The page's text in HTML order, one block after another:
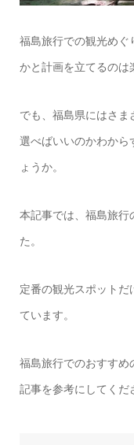
福島旅行での観光めぐ
かと計画を立てるのは
でも、福島県にはさ
選べばいいのかわから
ょうか。
本記事では、福島旅行
た。
定番の観光スポット
ています。
福島旅行でのおすすめ
記事を参考にしてくだ